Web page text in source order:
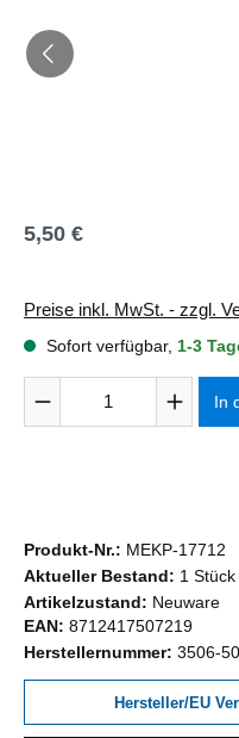
Regulärer Preis:
5,50 €
Preise inkl. MwSt. - zzgl.
Sofort verfügbar, 1-3
Produkt Anzahl: Gib
In
Produkt-Nr.: MEKP-17712
Aktueller Bestand: 1 Stück
Artikelzustand: Neuware
EAN: 8712417507219
Herstellernummer: 3506-
Hersteller/EU